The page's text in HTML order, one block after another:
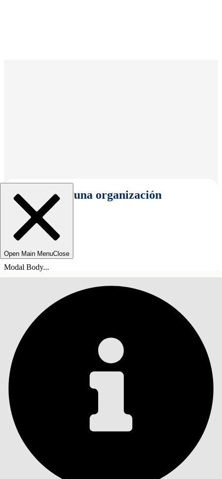
Seleccionar una organización
Open Main MenuClose
Modal Body...
Índice de materias
ÍNDICE DE MATERIAS
Buscar